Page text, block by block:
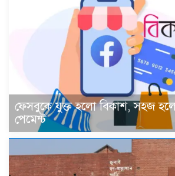
ফেসবুকে যুক্ত হলো বিকাশ, সহজ
পেমেন্ট